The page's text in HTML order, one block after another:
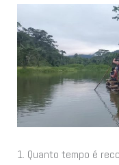
1. Quanto tempo é